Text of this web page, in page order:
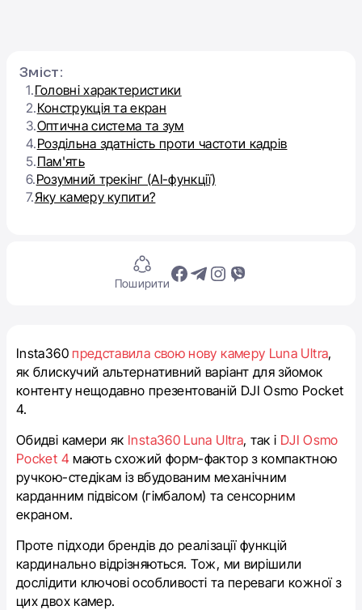
Поширити
Insta360представила свою нову камеру Luna Ultra,
як блискучий альтернативний варіант для зйомок
контенту нещодавно презентованій DJI Osmo Pocket
4.
Обидві камери як Insta360 Luna Ultra, так і DJI Osmo
Pocket 4 мають схожий форм-фактор з компактною
ручкою-стедікам із вбудованим механічним
карданним підвісом (гімбалом) та сенсорним
екраном.
Проте підходи брендів до реалізації функцій
кардинально відрізняються. Тож, ми вирішили
дослідити ключові особливості та переваги кожної з
цих двох камер.
Зміст:
1.Головні характеристики
2.Конструкція та екран
3.Оптична система та зум
4.Роздільна здатність проти частоти кадрів
5.Пам'ять
6.Розумний трекінг (AI-функції)
7.Яку камеру купити?